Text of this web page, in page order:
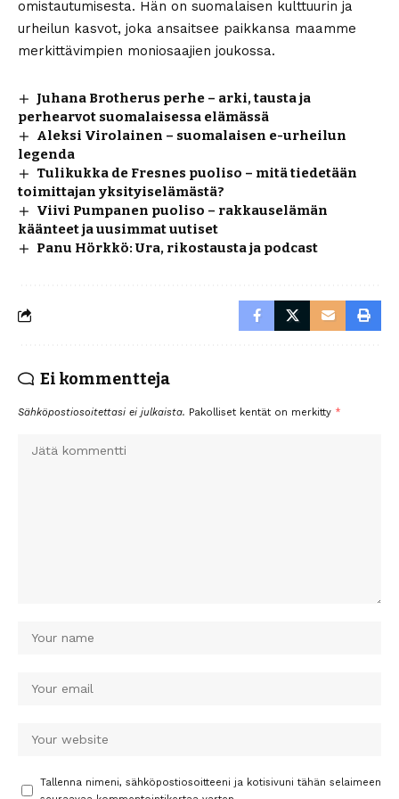
omistautumisesta. Hän on suomalaisen kulttuurin ja
urheilun kasvot, joka ansaitsee paikkansa maamme
merkittävimpien moniosaajien joukossa.
Juhana Brotherus perhe – arki, tausta ja
perhearvot suomalaisessa elämässä
Aleksi Virolainen – suomalaisen e-urheilun
legenda
Tulikukka de Fresnes puoliso – mitä tiedetään
toimittajan yksityiselämästä?
Viivi Pumpanen puoliso – rakkauselämän
käänteet ja uusimmat uutiset
Panu Hörkkö: Ura, rikostausta ja podcast
Ei kommentteja
Sähköpostiosoitettasi ei julkaista. Pakolliset kentät on merkitty *
Tallenna nimeni, sähköpostiosoitteeni ja kotisivuni tähän selaimeen